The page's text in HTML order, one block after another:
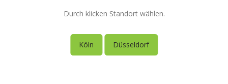
Durch klicken Standort wählen.
Köln Düsseldorf